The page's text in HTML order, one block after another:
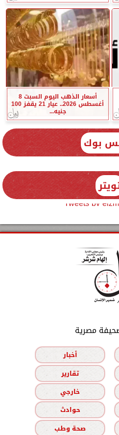
أسعار الذهب اليوم السبت 8
أغسطس 2026.. عيار 21 يقفز 100
جنيه...
بوك
Tweets by
مصرية
أخبار
تقارير
خارجي
حوادث
صحة وطب